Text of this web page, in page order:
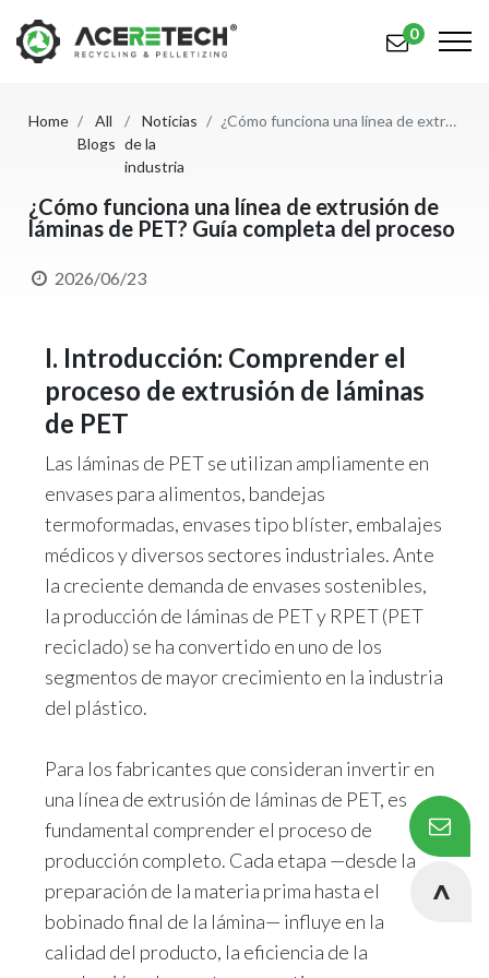
Productos
Soluciones
Apoyo
Contáctenos
简体中文
русский язык Español
0
Home
All
Blogs
Noticias
de la
industria
¿Cómo funciona una línea de extrusión de láminas de PET? Guía completa del proceso
¿Cómo funciona una línea de extrusión de
láminas de PET? Guía completa del proceso
2026/06/23
I. Introducción: Comprender el
proceso de extrusión de láminas
de PET
Las láminas de PET se utilizan ampliamente en
envases para alimentos, bandejas
termoformadas, envases tipo blíster, embalajes
médicos y diversos sectores industriales. Ante
la creciente demanda de envases sostenibles,
la producción de láminas de PET y RPET (PET
reciclado) se ha convertido en uno de los
segmentos de mayor crecimiento en la industria
del plástico.
Para los fabricantes que consideran invertir en
una línea de extrusión de láminas de PET, es
fundamental comprender el proceso de
producción completo. Cada etapa —desde la
preparación de la materia prima hasta el
bobinado final de la lámina— influye en la
calidad del producto, la eficiencia de la